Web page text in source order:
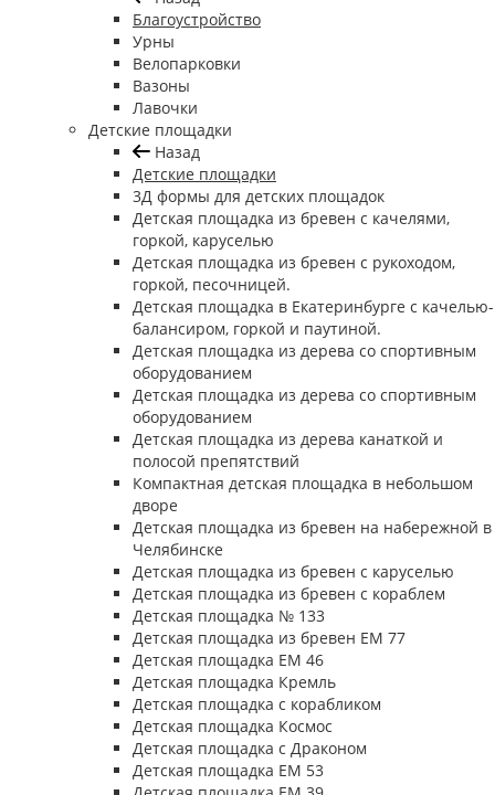
Благоустройство
Урны
Велопарковки
Вазоны
Лавочки
Детские площадки
Назад
Детские площадки
3Д формы для детских площадок
Детская площадка из бревен с качелями,
горкой, каруселью
Детская площадка из бревен с рукоходом,
горкой, песочницей.
Детская площадка в Екатеринбурге с качелью-
балансиром, горкой и паутиной.
Детская площадка из дерева со спортивным
оборудованием
Детская площадка из дерева со спортивным
оборудованием
Детская площадка из дерева канаткой и
полосой препятствий
Компактная детская площадка в небольшом
дворе
Детская площадка из бревен на набережной в
Челябинске
Детская площадка из бревен с каруселью
Детская площадка из бревен с кораблем
Детская площадка № 133
Детская площадка из бревен ЕМ 77
Детская площадка ЕМ 46
Детская площадка Кремль
Детская площадка с корабликом
Детская площадка Космос
Детская площадка с Драконом
Детская площадка ЕМ 53